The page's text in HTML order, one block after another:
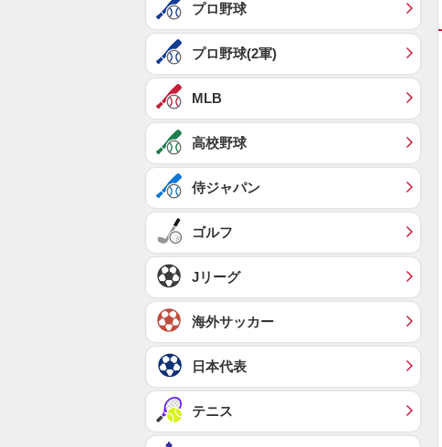
プロ野球
プロ野球(2軍)
MLB
高校野球
侍ジャパン
ゴルフ
Jリーグ
海外サッカー
日本代表
テニス